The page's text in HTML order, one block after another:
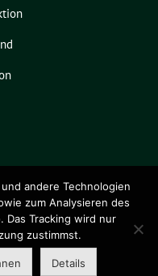
andere Technologien
zum Analysieren des
Das Tracking wird nur
zustimmst.
Details